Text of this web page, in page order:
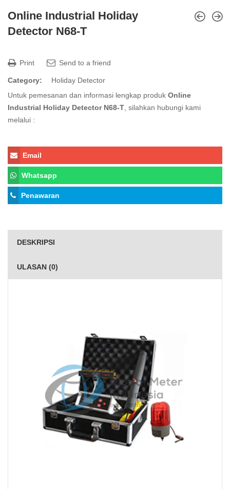
Online Industrial Holiday
Detector N68-T
Print Send to a friend
Category:
Holiday Detector
Untuk pemesanan dan informasi lengkap produk Online
Industrial Holiday Detector N68-T , silahkan hubungi kami
melalui :
Email
Whatsapp
Penawaran
DESKRIPSI
ULASAN (0)